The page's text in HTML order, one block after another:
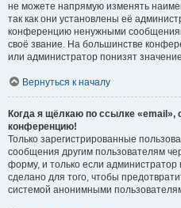
не можете напрямую изменять
так как они установлены её
конференцию ненужными
своё звание. На большинстве
или администратор понизят
Вернуться к началу
Когда я щёлкаю по ссылке «email»,
конференцию!
Только зарегистрированные
сообщения другим пользователям
форму, и только если
сделано для того, чтобы
системой анонимными